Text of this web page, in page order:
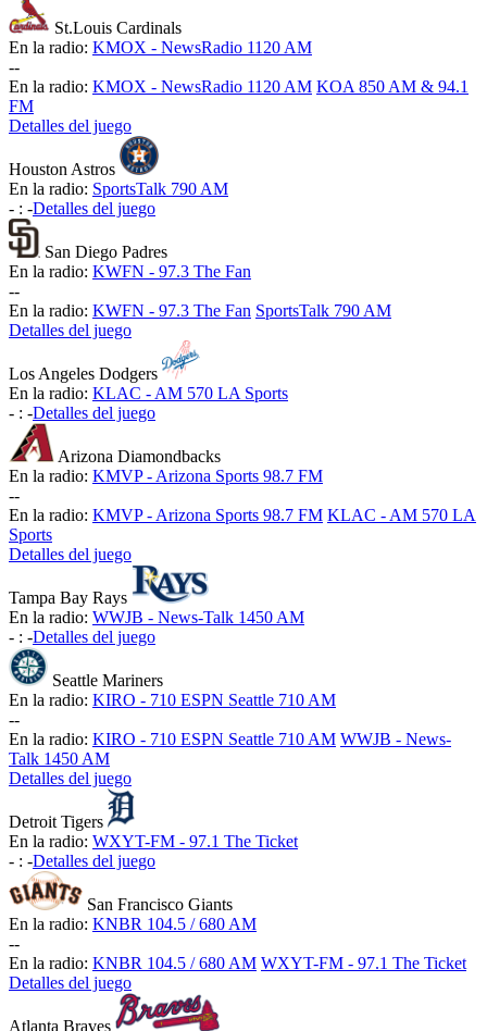
St.Louis Cardinals
En la radio: KMOX - NewsRadio 1120 AM
--
En la radio: KMOX - NewsRadio 1120 AM KOA 850 AM & 94.1
FM
Detalles del juego
Houston Astros
En la radio: SportsTalk 790 AM
- : -Detalles del juego
San Diego Padres
En la radio: KWFN - 97.3 The Fan
--
En la radio: KWFN - 97.3 The Fan SportsTalk 790 AM
Detalles del juego
Los Angeles Dodgers
En la radio: KLAC - AM 570 LA Sports
- : -Detalles del juego
Arizona Diamondbacks
En la radio: KMVP - Arizona Sports 98.7 FM
--
En la radio: KMVP - Arizona Sports 98.7 FM KLAC - AM 570 LA
Sports
Detalles del juego
Tampa Bay Rays
En la radio: WWJB - News-Talk 1450 AM
- : -Detalles del juego
Seattle Mariners
En la radio: KIRO - 710 ESPN Seattle 710 AM
--
En la radio: KIRO - 710 ESPN Seattle 710 AM WWJB - News-
Talk 1450 AM
Detalles del juego
Detroit Tigers
En la radio: WXYT-FM - 97.1 The Ticket
- : -Detalles del juego
San Francisco Giants
En la radio: KNBR 104.5 / 680 AM
--
En la radio: KNBR 104.5 / 680 AM WXYT-FM - 97.1 The Ticket
Detalles del juego
Atlanta Braves